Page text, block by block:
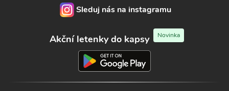
Sleduj nás na instagramu
Akční letenky do kapsy Novinka